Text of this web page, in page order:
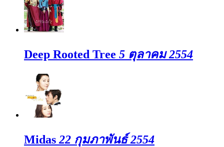
Deep Rooted Tree 5 ตุลาคม 2554
Midas22 กุมภาพันธ์ 2554